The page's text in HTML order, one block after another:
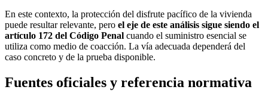
En este contexto, la protección del disfrute pacífico de la vivienda
puede resultar relevante, pero el eje de este análisis sigue siendo el
artículo 172 del Código Penal cuando el suministro esencial se
utiliza como medio de coacción. La vía adecuada dependerá del
caso concreto y de la prueba disponible.
Fuentes oficiales y referencia normativa